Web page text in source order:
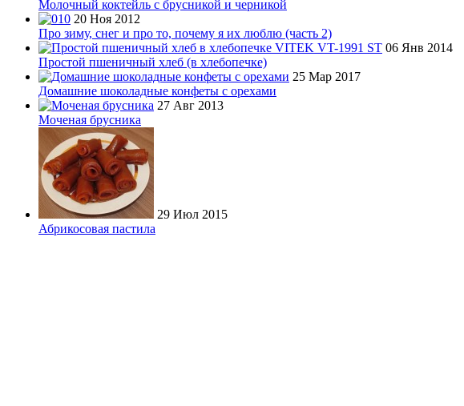
Молочный коктейль с брусникой и черникой
20 Ноя 2012
Про зиму, снег и про то, почему я их люблю (часть 2)
06 Янв 2014
Простой пшеничный хлеб (в хлебопечке)
25 Мар 2017
Домашние шоколадные конфеты с орехами
27 Авг 2013
Моченая брусника
29 Июл 2015
Абрикосовая пастила